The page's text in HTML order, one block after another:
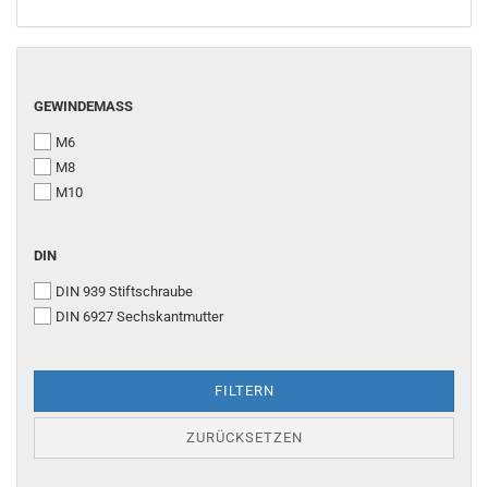
GEWINDEMASS
M6
M8
M10
DIN
DIN 939 Stiftschraube
DIN 6927 Sechskantmutter
FILTERN
ZURÜCKSETZEN